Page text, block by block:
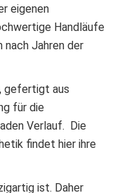
eigenen
Handläufe
Jahren der
gefertigt aus
für die
Verlauf. Die
findet hier ihre
ist. Daher